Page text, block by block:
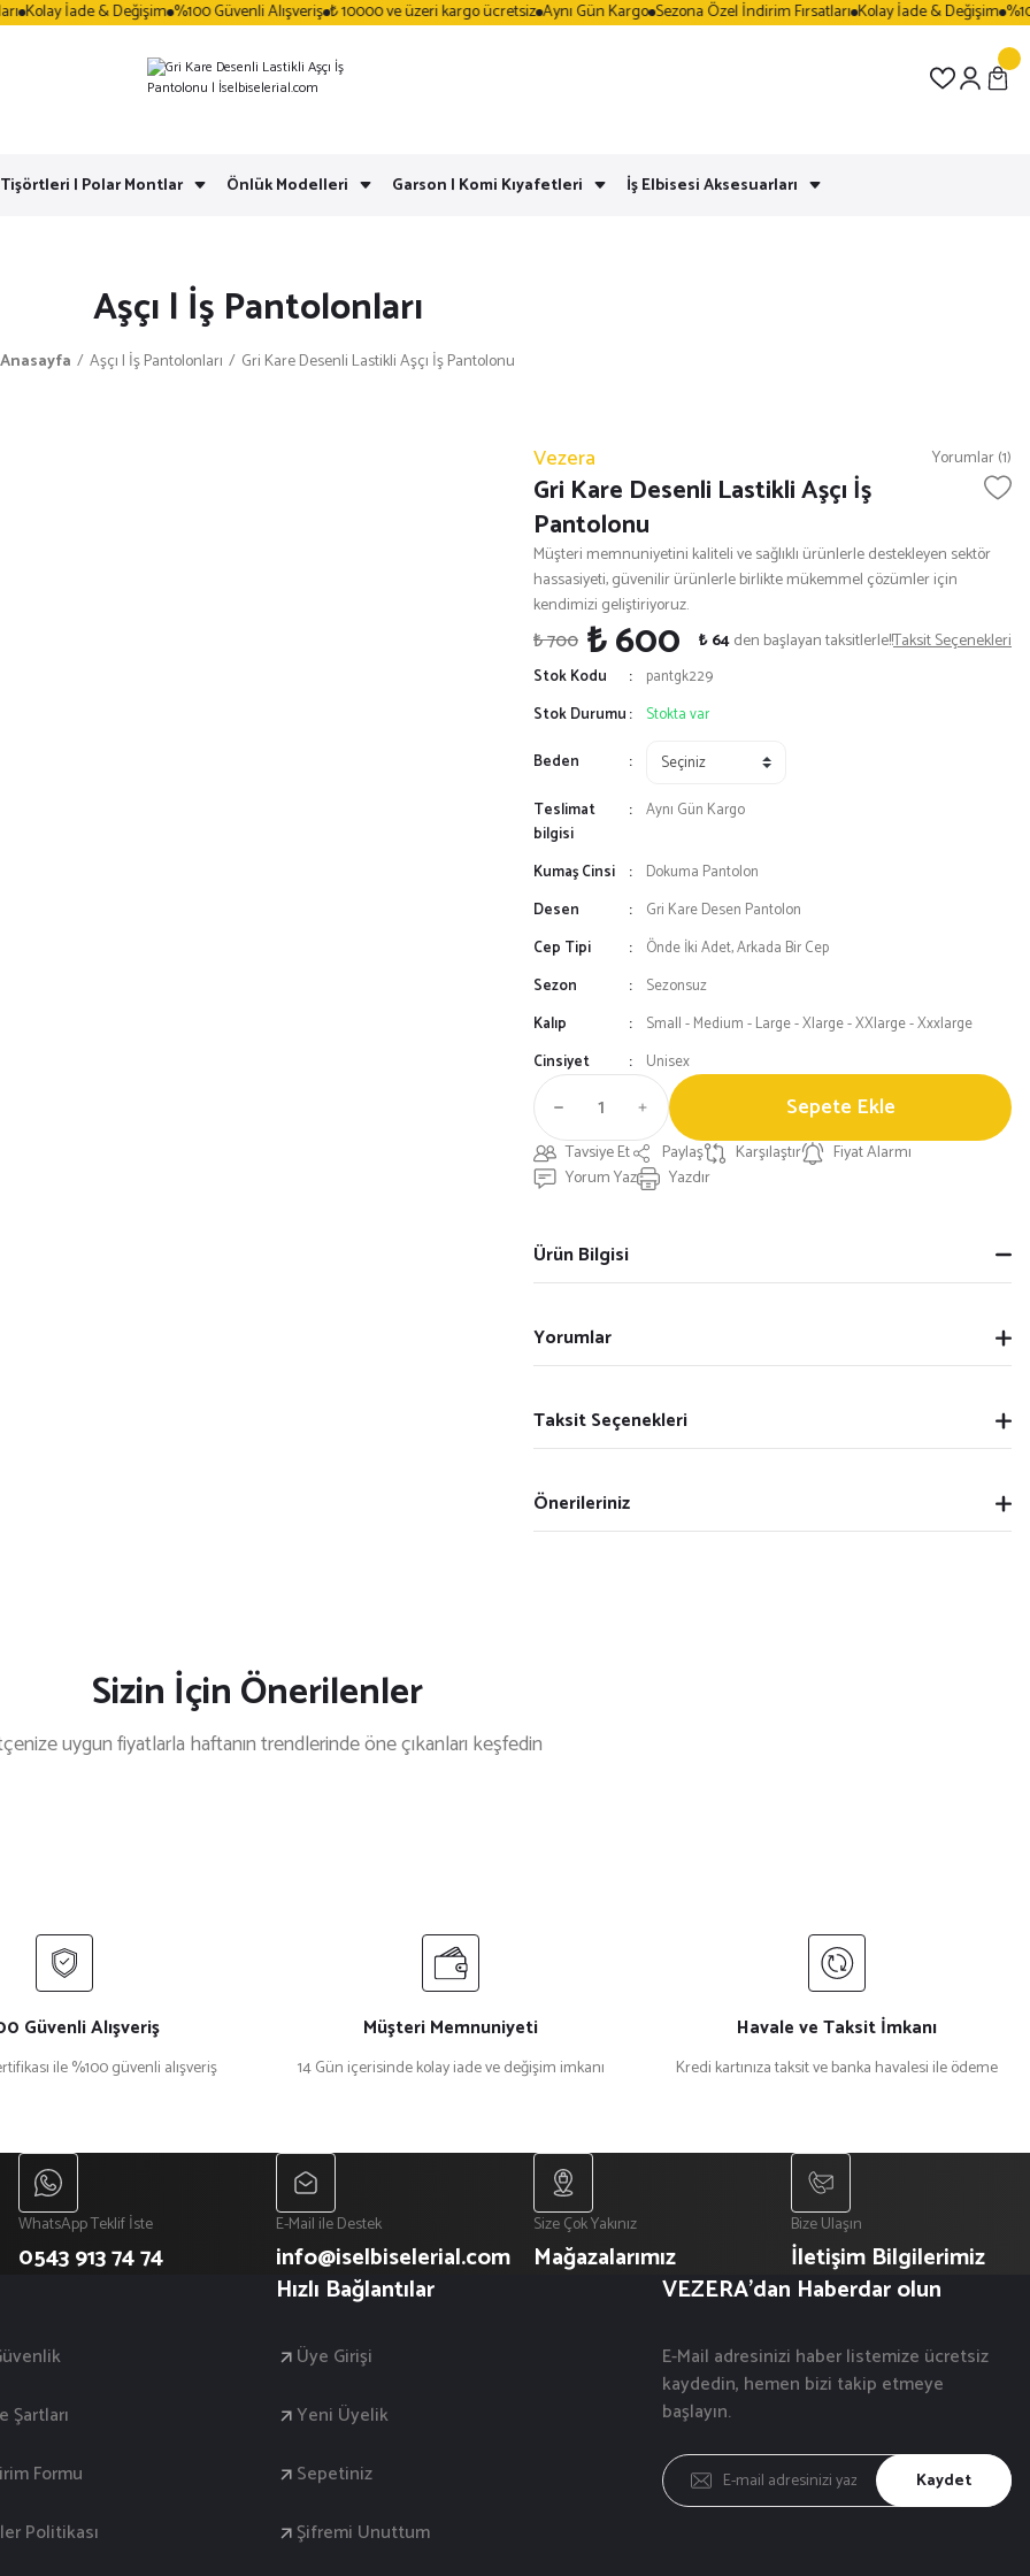
Kolay İade & Değişim %100 Güvenli Alışveriş ₺ 10000 ve üzeri kargo ücretsiz Aynı Gün Kargo Sezona Özel İndirim Fırsatları Kolay İade & Değişim %100
| Polar Montlar Önlük Modelleri Garson | Komi Kıyafetleri İş Elbisesi Aksesuarları
Aşçı | İş Pantolonları
Anasayfa Aşçı | İş Pantolonları Gri Kare Desenli Lastikli Aşçı İş Pantolonu
Vezera Yorumlar (1)
Gri Kare Desenli Lastikli Aşçı İş
Pantolonu
Müşteri memnuniyetini kaliteli ve sağlıklı ürünlerle destekleyen sektör
hassasiyeti, güvenilir ürünlerle birlikte mükemmel çözümler için
kendimizi geliştiriyoruz.
₺ 700 ₺ 600 ₺ 64den başlayan taksitlerle!!Taksit Seçenekleri
Stok Kodu
pantgk229
Stok Durumu
Stokta var
Beden
Teslimat
bilgisi
Aynı Gün Kargo
Kumaş Cinsi
Dokuma Pantolon
Desen
Gri Kare Desen Pantolon
Cep Tipi
Önde İki Adet, Arkada Bir Cep
Sezon
Sezonsuz
Kalıp
Small - Medium - Large - Xlarge - XXlarge - Xxxlarge
Cinsiyet
Unisex
Sepete Ekle
Tavsiye Et Paylaş Karşılaştır
Fiyat Alarmı
Yorum Yaz
Yazdır
Ürün Bilgisi
Yorumlar
Taksit Seçenekleri
Önerileriniz
Sizin İçin Önerilenler
uygun fiyatlarla haftanın trendlerinde öne çıkanları keşfedin
₺ 150
Güvenli Alışveriş
ile %100 güvenli alışveriş
Müşteri Memnuniyeti
14 Gün içerisinde kolay iade ve değişim imkanı
Havale ve Taksit İmkanı
Kredi kartınıza taksit ve banka havalesi ile ödeme
WhatsApp Teklif İste
0543 913 74 74
E-Mail ile Destek
info@iselbiselerial.com
Size Çok Yakınız
Mağazalarımız
Bize Ulaşın
İletişim Bilgilerimiz
Şartları
Formu
Politikası
Hızlı Bağlantılar
Üye Girişi
Yeni Üyelik
Sepetiniz
Şifremi Unuttum
VEZERA'dan Haberdar olun
E-Mail adresinizi haber listemize ücretsiz
kaydedin, hemen bizi takip etmeye
başlayın.
Kaydet